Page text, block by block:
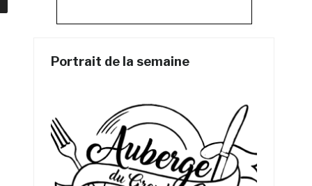
Portrait de la semaine